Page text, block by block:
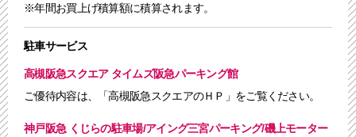
※年間お買上げ積算額に積算されます。
駐車サービス
高槻阪急スクエア タイムズ阪急パーキング館
ご優待内容は、「高槻阪急スクエアのＨＰ」をご覧ください。
神戸阪急 くじらの駐車場/アイング三宮パーキング/磯上モーター